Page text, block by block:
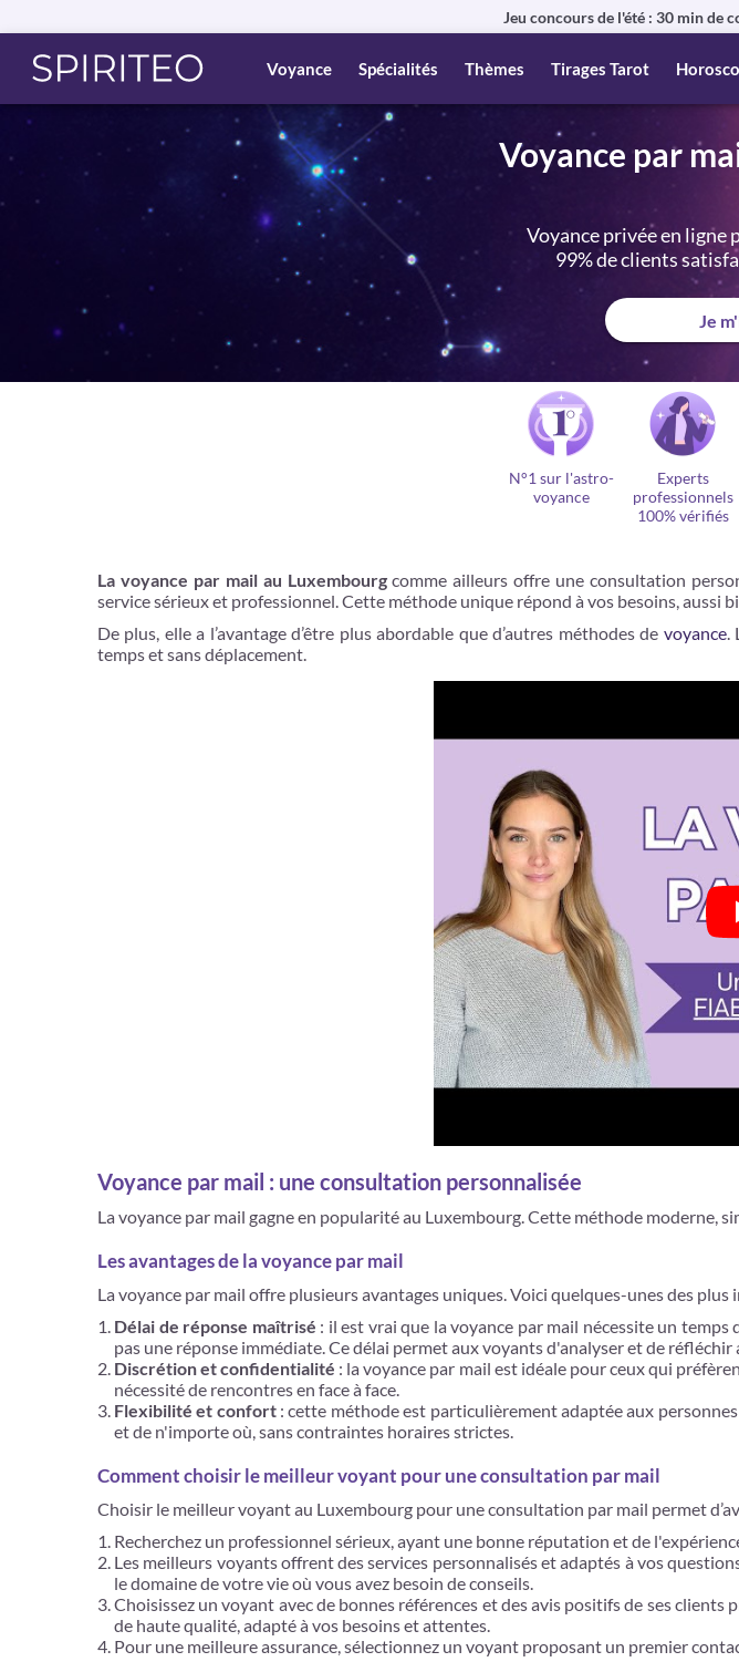
Jeu concours de l'été : 30 min de
Voyance Spécialités Thèmes Tirages Tarot
Voyance par
Voyance privée en ligne
99% de clients
Je
N°1 sur l'astro-
voyance
Experts
professionnels
100% vérifiés
La voyance par mail au Luxembourgcomme ailleurs offre une consultation
service sérieux et professionnel. Cette méthode unique répond à vos besoins, aussi
De plus, elle a l’avantage d’être plus abordable que d’autres méthodes de voyance.
temps et sans déplacement.
Voyance par mail : une consultation personnalisée
La voyance par mail gagne en popularité au Luxembourg. Cette méthode moderne,
Les avantages de la voyance par mail
La voyance par mail offre plusieurs avantages uniques. Voici quelques-unes des plus
Délai de réponse maîtrisé : il est vrai que la voyance par mail nécessite un
pas une réponse immédiate. Ce délai permet aux voyants d'analyser et de
Discrétion et confidentialité : la voyance par mail est idéale pour ceux qui
nécessité de rencontres en face à face.
Flexibilité et confort: cette méthode est particulièrement adaptée aux
et de n'importe où, sans contraintes horaires strictes.
Comment choisir le meilleur voyant pour une consultation par mail
Choisir le meilleur voyant au Luxembourg pour une consultation par mail permet
Recherchez un professionnel sérieux, ayant une bonne réputation et de
Les meilleurs voyants offrent des services personnalisés et adaptés à vos
le domaine de votre vie où vous avez besoin de conseils.
Choisissez un voyant avec de bonnes références et des avis positifs de ses
de haute qualité, adapté à vos besoins et attentes.
Pour une meilleure assurance, sélectionnez un voyant proposant un premier